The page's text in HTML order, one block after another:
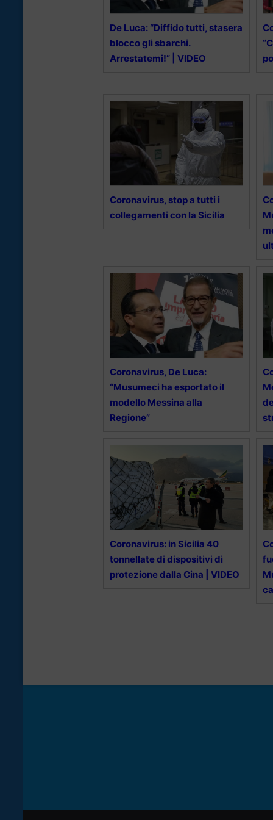
De Luca: “Diffido tutti, stasera
blocco gli sbarchi.
Arrestatemi!” | VIDEO
Coronavirus, stop a tutti i
collegamenti con la Sicilia
Coronavirus, De Luca:
“Musumeci ha esportato il
modello Messina alla
Regione”
Coronavirus: in Sicilia 40
tonnellate di dispositivi di
protezione dalla Cina | VIDEO